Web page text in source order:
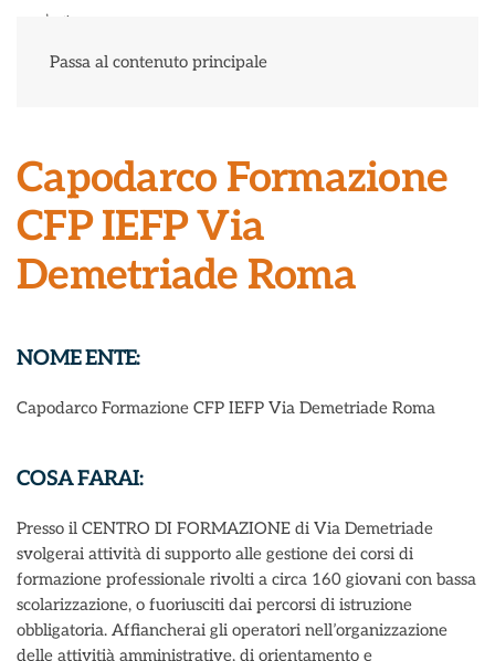
Passa al contenuto principale
Capodarco Formazione
CFP IEFP Via
Demetriade Roma
NOME ENTE:
Capodarco Formazione CFP IEFP Via Demetriade Roma
COSA FARAI:
Presso il CENTRO DI FORMAZIONE di Via Demetriade
svolgerai attività di supporto alle gestione dei corsi di
formazione professionale rivolti a circa 160 giovani con bassa
scolarizzazione, o fuoriusciti dai percorsi di istruzione
obbligatoria. Affiancherai gli operatori nell’organizzazione
delle attivitià amministrative, di orientamento e